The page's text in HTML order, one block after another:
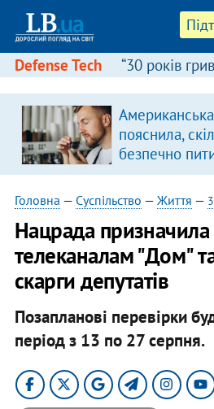
Defense Tech “30 років
пояснила,
безпечно
Головна — Суспільство — Життя —
Нацрада призначила
телеканалам "Дом"
скарги депутатів
Позапланові перевірки
період з 13 по 27 серпня.